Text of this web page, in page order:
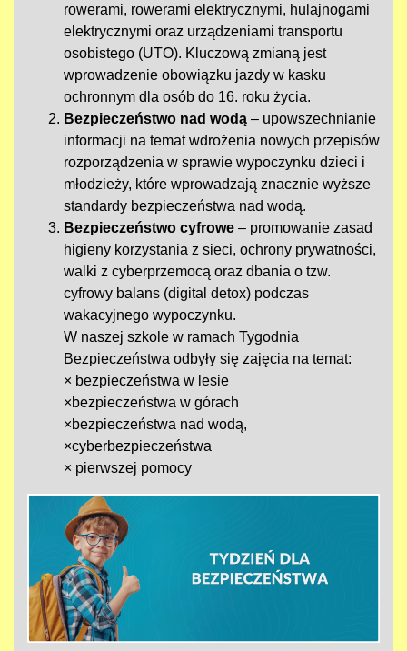
rowerami, rowerami elektrycznymi, hulajnogami
elektrycznymi oraz urządzeniami transportu
osobistego (UTO). Kluczową zmianą jest
wprowadzenie obowiązku jazdy w kasku
ochronnym dla osób do 16. roku życia.
Bezpieczeństwo nad wodą – upowszechnianie
informacji na temat wdrożenia nowych przepisów
rozporządzenia w sprawie wypoczynku dzieci i
młodzieży, które wprowadzają znacznie wyższe
standardy bezpieczeństwa nad wodą.
Bezpieczeństwo cyfrowe – promowanie zasad
higieny korzystania z sieci, ochrony prywatności,
walki z cyberprzemocą oraz dbania o tzw.
cyfrowy balans (digital detox) podczas
wakacyjnego wypoczynku.
W naszej szkole w ramach Tygodnia
Bezpieczeństwa odbyły się zajęcia na temat:
× bezpieczeństwa w lesie
×bezpieczeństwa w górach
×bezpieczeństwa nad wodą,
×cyberbezpieczeństwa
× pierwszej pomocy